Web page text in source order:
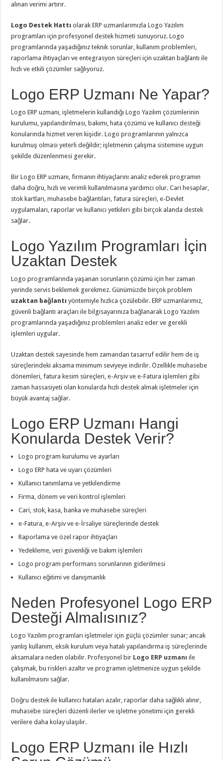
alınan verimi artırır.
Logo Destek Hattıolarak ERP uzmanlarımızla Logo Yazılım
programları için profesyonel destek hizmeti sunuyoruz. Logo
programlarında yaşadığınız teknik sorunlar, kullanım problemleri,
raporlama ihtiyaçları ve entegrasyon süreçleri için uzaktan bağlantı ile
hızlı ve etkili çözümler sağlıyoruz.
Logo ERP Uzmanı Ne Yapar?
Logo ERP uzmanı, işletmelerin kullandığı Logo Yazılım çözümlerinin
kurulumu, yapılandırılması, bakımı, hata çözümü ve kullanıcı desteği
konularında hizmet veren kişidir. Logo programlarının yalnızca
kurulmuş olması yeterli değildir; işletmenin çalışma sistemine uygun
şekilde düzenlenmesi gerekir.
Bir Logo ERP uzmanı, firmanın ihtiyaçlarını analiz ederek programın
daha doğru, hızlı ve verimli kullanılmasına yardımcı olur. Cari hesaplar,
stok kartları, muhasebe bağlantıları, fatura süreçleri, e-Devlet
uygulamaları, raporlar ve kullanıcı yetkileri gibi birçok alanda destek
sağlar.
Logo Yazılım Programları İçin
Uzaktan Destek
Logo programlarında yaşanan sorunların çözümü için her zaman
yerinde servis beklemek gerekmez. Günümüzde birçok problem
uzaktan bağlantı yöntemiyle hızlıca çözülebilir. ERP uzmanlarımız,
güvenli bağlantı araçları ile bilgisayarınıza bağlanarak Logo Yazılım
programlarında yaşadığınız problemleri analiz eder ve gerekli
işlemleri uygular.
Uzaktan destek sayesinde hem zamandan tasarruf edilir hem de iş
süreçlerindeki aksama minimum seviyeye indirilir. Özellikle muhasebe
dönemleri, fatura kesim süreçleri, e-Arşiv ve e-Fatura işlemleri gibi
zaman hassasiyeti olan konularda hızlı destek almak işletmeler için
büyük avantaj sağlar.
Logo ERP Uzmanı Hangi
Konularda Destek Verir?
Logo program kurulumu ve ayarları
Logo ERP hata ve uyarı çözümleri
Kullanıcı tanımlama ve yetkilendirme
Firma, dönem ve veri kontrol işlemleri
Cari, stok, kasa, banka ve muhasebe süreçleri
e-Fatura, e-Arşiv ve e-İrsaliye süreçlerinde destek
Raporlama ve özel rapor ihtiyaçları
Yedekleme, veri güvenliği ve bakım işlemleri
Logo program performans sorunlarının giderilmesi
Kullanıcı eğitimi ve danışmanlık
Neden Profesyonel Logo ERP
Desteği Almalısınız?
Logo Yazılım programları işletmeler için güçlü çözümler sunar; ancak
yanlış kullanım, eksik kurulum veya hatalı yapılandırma iş süreçlerinde
aksamalara neden olabilir. Profesyonel bir Logo ERP uzmanı ile
çalışmak, bu riskleri azaltır ve programın işletmenize uygun şekilde
kullanılmasını sağlar.
Doğru destek ile kullanıcı hataları azalır, raporlar daha sağlıklı alınır,
muhasebe süreçleri düzenli ilerler ve işletme yönetimi için gerekli
verilere daha kolay ulaşılır.
Logo ERP Uzmanı ile Hızlı